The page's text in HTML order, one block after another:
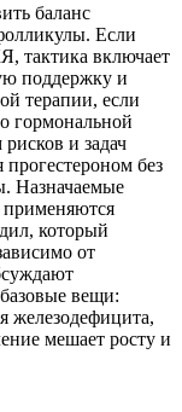
баланс
Если
тактика включает
поддержку и
терапии, если
гормональной
и задач
без
Назначаемые
применяются
который
от
вещи:
железодефицита,
мешает росту и